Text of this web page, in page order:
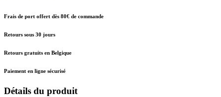
Frais de port offert dès 80€ de commande
Retours sous 30 jours
Retours gratuits en Belgique
Paiement en ligne sécurisé
Détails du produit